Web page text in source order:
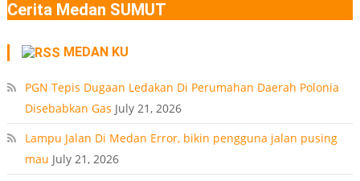
Rumah
Medan
Cerita Medan SUMUT
MEDAN KU
PGN Tepis Dugaan Ledakan Di Perumahan Daerah Polonia
Disebabkan Gas July 21, 2026
Lampu Jalan Di Medan Error, bikin pengguna jalan pusing
mau July 21, 2026